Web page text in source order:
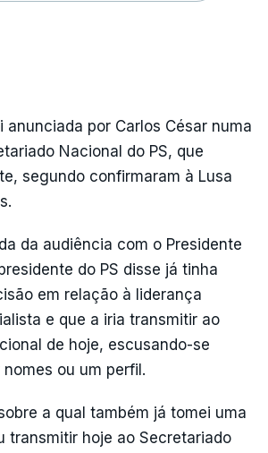
anunciada por Carlos César numa
Nacional do PS, que
segundo confirmaram à Lusa
da audiência com o Presidente
do PS disse já tinha
em relação à liderança
e que a iria transmitir ao
de hoje, escusando-se
ou um perfil.
a qual também já tomei uma
transmitir hoje ao Secretariado